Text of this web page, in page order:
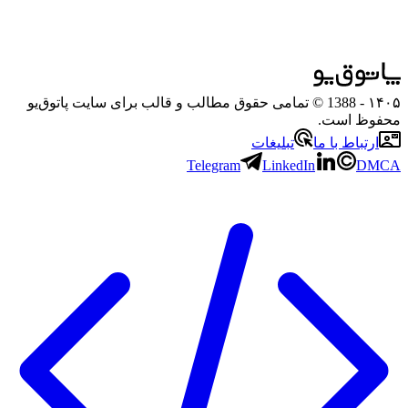
۱۴۰۵
- 1388 © تمامی حقوق مطالب و قالب برای سایت پاتوق‌یو
محفوظ است.
ارتباط با ما
تبلیغات
Telegram
LinkedIn DMCA